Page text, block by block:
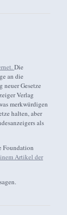
Die
an die
Gesetze
Verlag
merkwürdigen
halten, aber
als
Foundation
Artikel der